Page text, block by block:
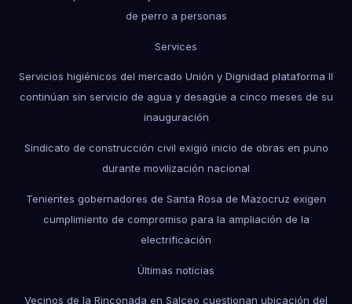
de perro a personas
Services
Servicios higiénicos del mercado Unión y Dignidad plataforma II
continúan sin servicio de agua y desagüe a cinco meses de su
inauguración
Sindicato de construcción civil exigió inicio de obras en puno
durante movilización nacional
Tenientes gobernadores de Santa Rosa de Mazocruz exigen
cumplimiento de compromiso para la ampliación de la
electrificación
Últimas noticias
Vecinos de la Rinconada en Salceo cuestionan ubicación del